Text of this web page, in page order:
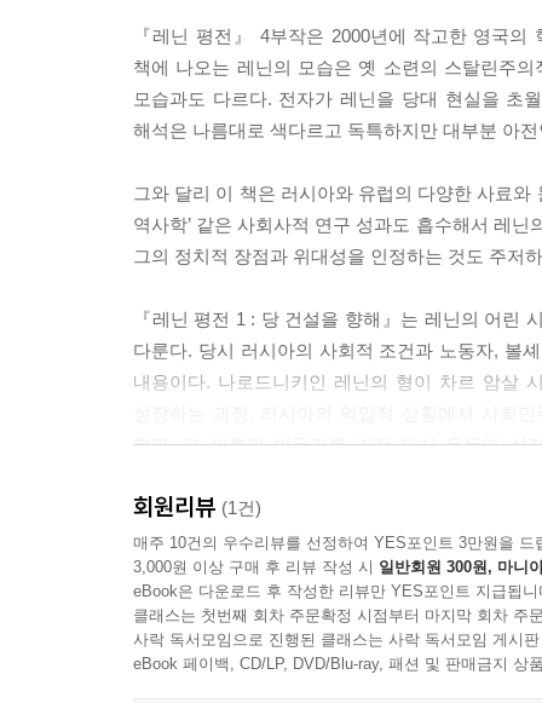
『레닌 평전』 4부작은 2000년에 작고한 영국
책에 나오는 레닌의 모습은 옛 소련의 스탈린주
모습과도 다르다. 전자가 레닌을 당대 현실을 초
해석은 나름대로 색다르고 독특하지만 대부분 아
그와 달리 이 책은 러시아와 유럽의 다양한 사료
역사학’ 같은 사회사적 연구 성과도 흡수해서 레
그의 정치적 장점과 위대성을 인정하는 것도 주저
『레닌 평전 1 : 당 건설을 향해』는 레닌의 어린
다룬다. 당시 러시아의 사회적 조건과 노동자, 볼
내용이다. 나로드니키인 레닌의 형이 차르 암살
혁명, 그 이후의 반동기를 거쳐 다시 운동이 성
뛰어나지만 실수도 자주 저지르는 미화되지 않은
회원리뷰 (1건)
매주 10건의 우수리뷰를 선정하여 YES포인트 3만원을 드
3,000원 이상 구매 후 리뷰 작성 시 일반회원 300원, 마니
eBook은 다운로드 후 작성한 리뷰만 YES포인트 지급됩니
클래스는 첫번째 회차 주문확정 시점부터 마지막 회차 주
사락 독서모임으로 진행된 클래스는 사락 독서모임 게시
eBook 페이백, CD/LP, DVD/Blu-ray, 패션 및 판매금지 상